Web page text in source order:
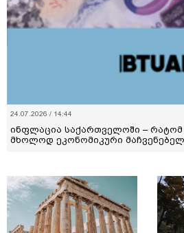
24.07.2026 / 14:44
ინფლაცია საქართველოში – რატომ
მხოლოდ ეკონომიკური